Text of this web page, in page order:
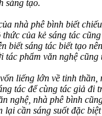
sáng tạo.
nhà phê bình biết
của kẻ sáng tác
biết sáng tác biết tạo
tác phẩm văn nghệ cũng
liếng lớn về tinh
tác để cùng tác giả đi
nghệ, nhà phê bình
lại cần sáng suốt đặc